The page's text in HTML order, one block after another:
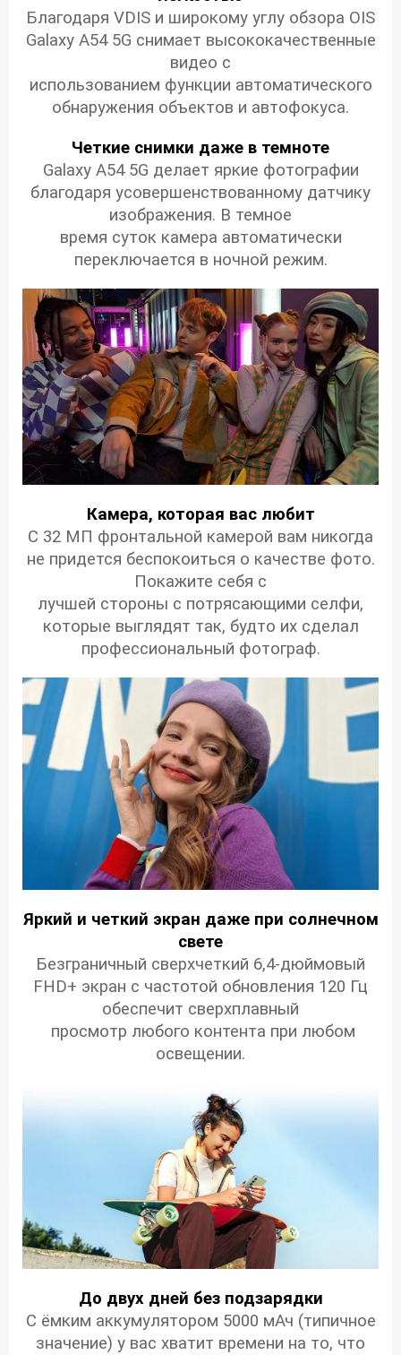
Благодаря VDIS и широкому углу обзора OIS
Galaxy A54 5G снимает высококачественные
видео с
использованием функции автоматического
обнаружения объектов и автофокуса.
Четкие снимки даже в темноте
Galaxy A54 5G делает яркие фотографии
благодаря усовершенствованному датчику
изображения. В темное
время суток камера автоматически
переключается в ночной режим.
Камера, которая вас любит
С 32 МП фронтальной камерой вам никогда
не придется беспокоиться о качестве фото.
Покажите себя с
лучшей стороны с потрясающими селфи,
которые выглядят так, будто их сделал
профессиональный фотограф.
Яркий и четкий экран даже при солнечном
свете
Безграничный сверхчеткий 6,4-дюймовый
FHD+ экран c частотой обновления 120 Гц
обеспечит сверхплавный
просмотр любого контента при любом
освещении.
До двух дней без подзарядки
С ёмким аккумулятором 5000 мАч (типичное
значение) у вас хватит времени на то, что